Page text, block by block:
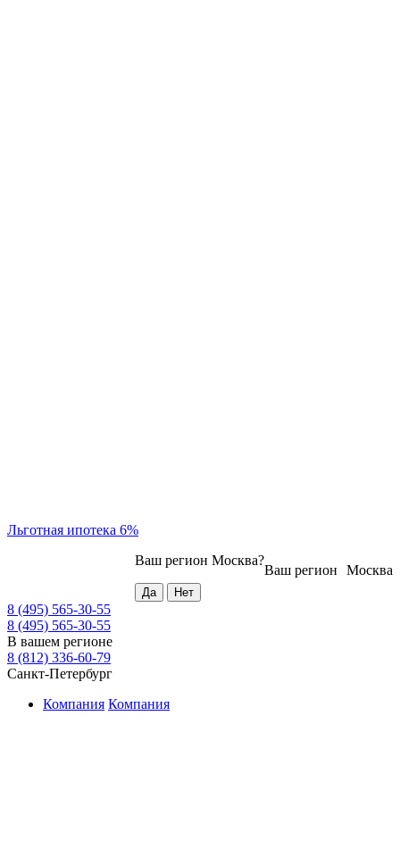
Льготная ипотека 6%
Москва
Ваш регион
Ваш регион Москва?
8 (495) 565-30-55
8 (495) 565-30-55
В вашем регионе
8 (812) 336-60-79
Санкт-Петербург
Компания Компания